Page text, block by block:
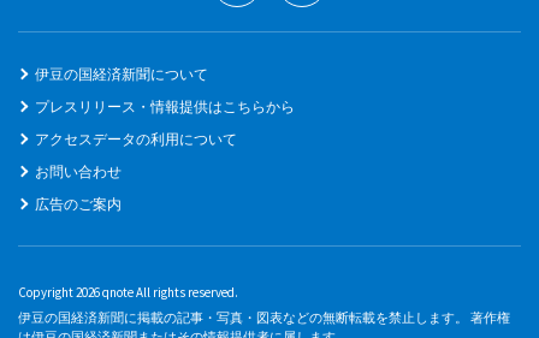
伊豆の国経済新聞について
プレスリリース・情報提供はこちらから
アクセスデータの利用について
お問い合わせ
広告のご案内
Copyright 2026 qnote All rights reserved.
伊豆の国経済新聞に掲載の記事・写真・図表などの無断転載を禁止します。 著作権